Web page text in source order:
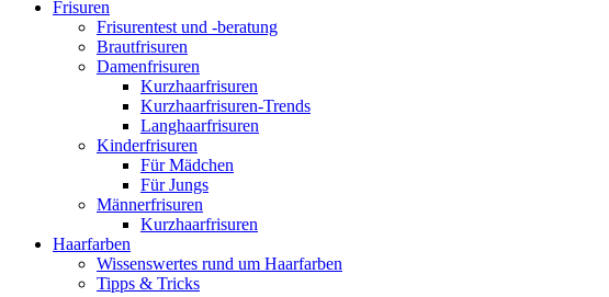
Frisuren
Frisurentest und -beratung
Brautfrisuren
Damenfrisuren
Kurzhaarfrisuren
Kurzhaarfrisuren-Trends
Langhaarfrisuren
Kinderfrisuren
Für Mädchen
Für Jungs
Männerfrisuren
Kurzhaarfrisuren
Haarfarben
Wissenswertes rund um Haarfarben
Tipps & Tricks